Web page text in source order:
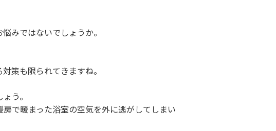
みではないでしょうか。
策も限られてきますね。
う。
で暖まった浴室の空気を外に逃がしてしまい